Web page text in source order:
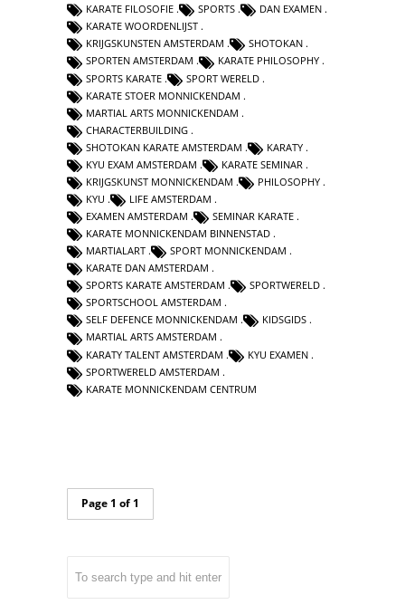
KARATE FILOSOFIE
SPORTS
DAN EXAMEN
KARATE WOORDENLIJST
KRIJGSKUNSTEN AMSTERDAM
SHOTOKAN
SPORTEN AMSTERDAM
KARATE PHILOSOPHY
SPORTS KARATE
SPORT WERELD
KARATE STOER MONNICKENDAM
MARTIAL ARTS MONNICKENDAM
CHARACTERBUILDING
SHOTOKAN KARATE AMSTERDAM
KARATY
KYU EXAM AMSTERDAM
KARATE SEMINAR
KRIJGSKUNST MONNICKENDAM
PHILOSOPHY
KYU
LIFE AMSTERDAM
EXAMEN AMSTERDAM
SEMINAR KARATE
KARATE MONNICKENDAM BINNENSTAD
MARTIALART
SPORT MONNICKENDAM
KARATE DAN AMSTERDAM
SPORTS KARATE AMSTERDAM
SPORTWERELD
SPORTSCHOOL AMSTERDAM
SELF DEFENCE MONNICKENDAM
KIDSGIDS
MARTIAL ARTS AMSTERDAM
KARATY TALENT AMSTERDAM
KYU EXAMEN
SPORTWERELD AMSTERDAM
KARATE MONNICKENDAM CENTRUM
Page 1 of 1